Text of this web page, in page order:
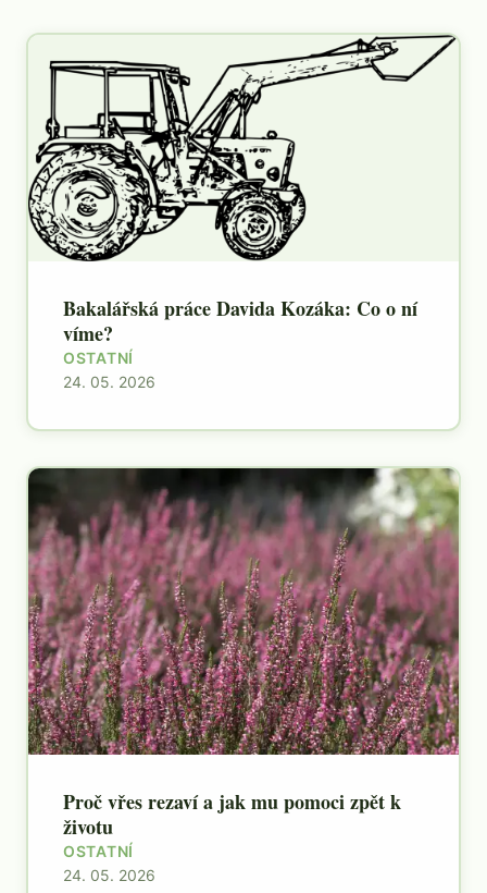
Bakalářská práce Davida Kozáka: Co o ní
víme?
OSTATNÍ
24. 05. 2026
Proč vřes rezaví a jak mu pomoci zpět k
životu
OSTATNÍ
24. 05. 2026